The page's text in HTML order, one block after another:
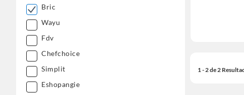
Bric
Wayu
Fdv
Chefchoice
Simplit
Eshopangie
1 - 2 de 2